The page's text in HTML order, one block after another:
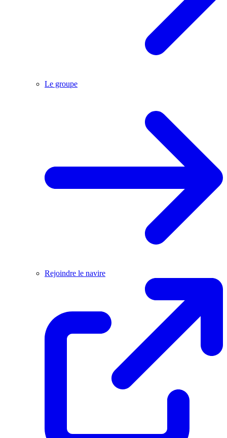
Le groupe
Rejoindre le navire